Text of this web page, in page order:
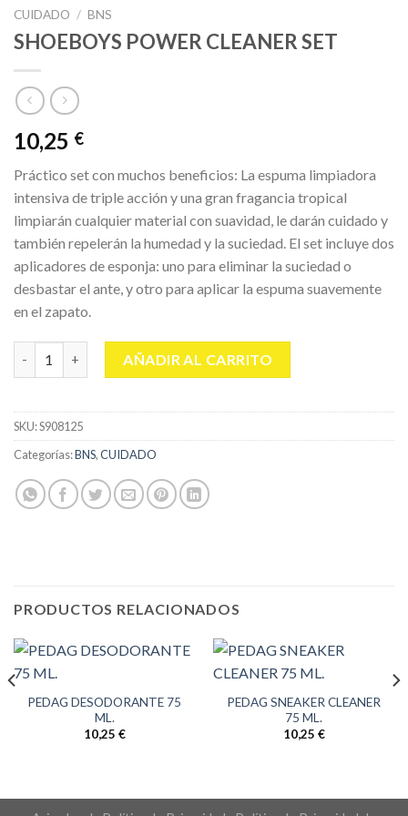
CUIDADO / BNS
SHOEBOYS POWER CLEANER SET
10,25 €
Práctico set con muchos beneficios: La espuma limpiadora
intensiva de triple acción y una gran fragancia tropical
limpiarán cualquier material con suavidad, le darán cuidado y
también repelerán la humedad y la suciedad. El set incluye dos
aplicadores de esponja: uno para eliminar la suciedad o
desbastar el ante, y otro para aplicar la espuma suavemente
en el zapato.
SHOEBOYS POWER CLEANER SET cantidad
AÑADIR AL CARRITO
SKU:S908125
Categorías:BNS,CUIDADO
PRODUCTOS RELACIONADOS
PEDAG DESODORANTE 75
ML.
10,25 €
PEDAG SNEAKER CLEANER
75 ML.
10,25 €